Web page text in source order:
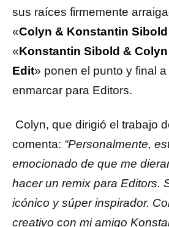
sus raíces firmemente
«Colyn & Konstantin
«Konstantin Sibold &
Edit» ponen el punto y final
enmarcar para Editors.
Colyn, que dirigió el trabajo
comenta: “Personalmente,
emocionado de que me
hacer un remix para Editors.
icónico y súper inspirador.
creativo con mi amigo